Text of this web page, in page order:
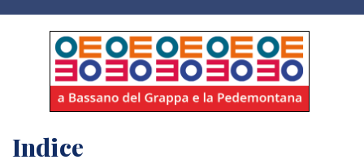
Indice